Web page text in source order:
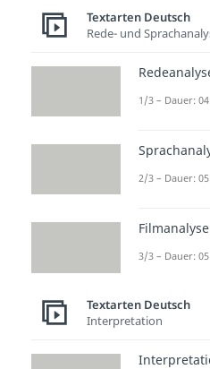
Textarten Deutsch
Rede- und
1/3 – Dauer:
2/3 – Dauer:
Filmanalyse
3/3 – Dauer:
Textarten Deutsch
Interpretation